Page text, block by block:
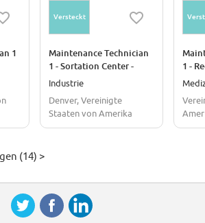
1
Versteckt
Maintenance Technician
1 - Sortation Center -
Denver, CO
Industrie
Denver, Vereinigte
Staaten von Amerika
1 -
(14) >